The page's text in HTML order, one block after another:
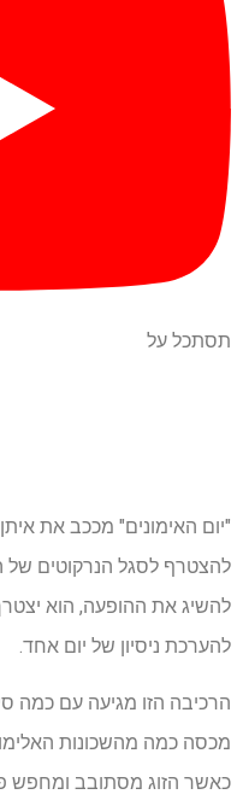
תסתכל על
להצטרף לסגל הנרקוטים של
להשיג את ההופעה, הוא יצטרך
להערכת ניסיון של יום אחד.
הרכיבה הזו מגיעה עם כמה
מכסה כמה מהשכונות
כאשר הזוג מסתובב ומחפש